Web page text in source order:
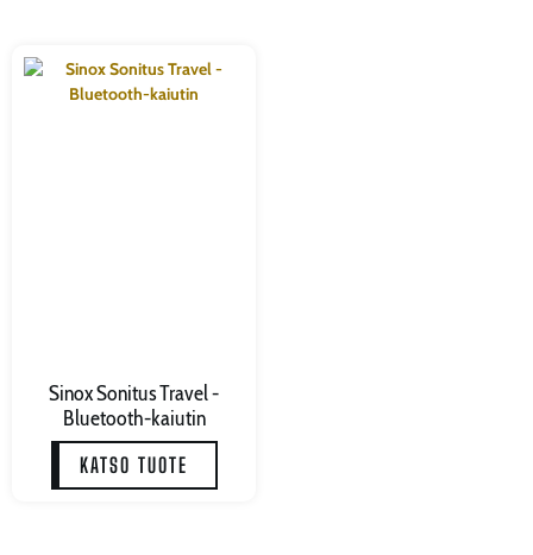
Sinox Sonitus Travel -
Bluetooth-kaiutin
KATSO TUOTE